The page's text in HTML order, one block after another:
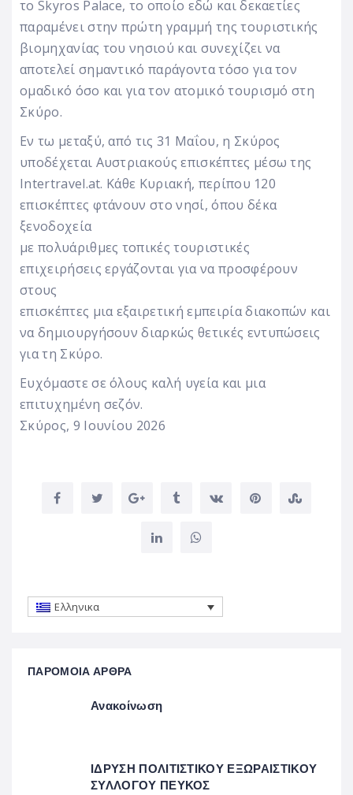
το Skyros Palace, το οποίο εδώ και δεκαετίες
παραμένει στην πρώτη γραμμή της τουριστικής
βιομηχανίας του νησιού και συνεχίζει να
αποτελεί σημαντικό παράγοντα τόσο για τον
ομαδικό όσο και για τον ατομικό τουρισμό στη
Σκύρο.
Εν τω μεταξύ, από τις 31 Μαΐου, η Σκύρος
υποδέχεται Αυστριακούς επισκέπτες μέσω της
Intertravel.at. Κάθε Κυριακή, περίπου 120
επισκέπτες φτάνουν στο νησί, όπου δέκα
ξενοδοχεία
με πολυάριθμες τοπικές τουριστικές
επιχειρήσεις εργάζονται για να προσφέρουν
στους
επισκέπτες μια εξαιρετική εμπειρία διακοπών και
να δημιουργήσουν διαρκώς θετικές εντυπώσεις
για τη Σκύρο.
Ευχόμαστε σε όλους καλή υγεία και μια
επιτυχημένη σεζόν.
Σκύρος, 9 Ιουνίου 2026
Ελληνικα
ΠΑΡΟΜΟΙΑ ΑΡΘΡΑ
Ανακοίνωση
ΙΔΡΥΣΗ ΠΟΛΙΤΙΣΤΙΚΟΥ ΕΞΩΡΑΙΣΤΙΚΟΥ
ΣΥΛΛΟΓΟΥ ΠΕΥΚΟΣ